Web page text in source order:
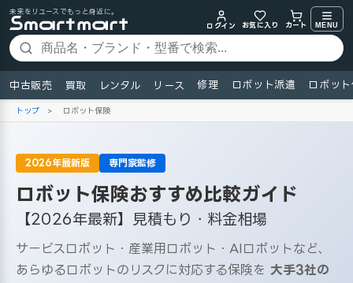
未来をリユースでもっと身近に。
ログイン
お気に入り カート MENU
中古販売 買取 レンタル リース 修理 ロボット派遣 ロボッ
トップ > ロボット保険
2026年最新版 専門家監修
ロボット保険おすすめ比較ガイド
【2026年最新】見積もり・料金相場
サービスロボット・産業用ロボット・AIロボットなど、
あらゆるロボットのリスクに対応する保険を 大手3社の